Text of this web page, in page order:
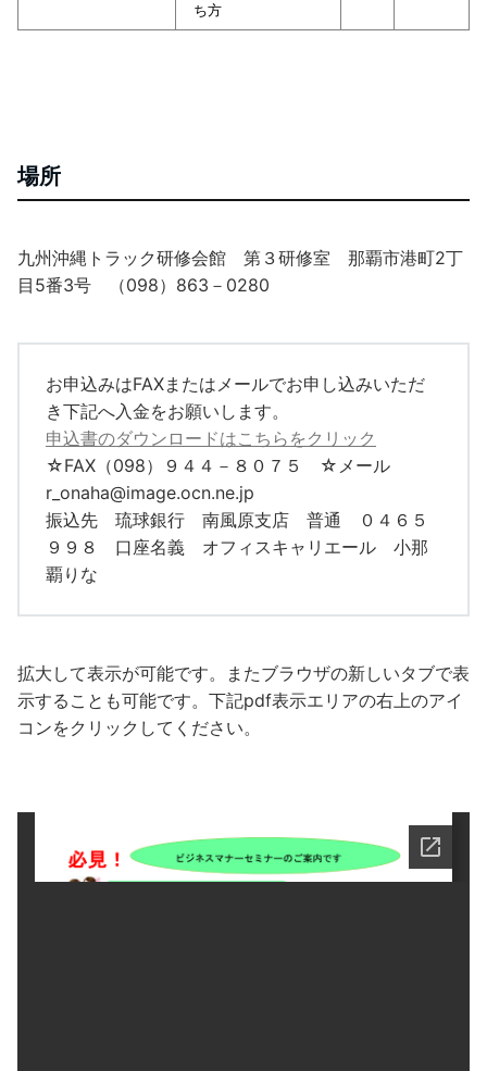
ち方
場所
九州沖縄トラック研修会館 第３研修室 那覇市港町2丁
目5番3号 （098）863－0280
お申込みはFAXまたはメールでお申し込みいただ
き下記へ入金をお願いします。
申込書のダウンロードはこちらをクリック
☆FAX（098）９４４－８０７５ ☆メール
r_onaha@image.ocn.ne.jp
振込先 琉球銀行 南風原支店 普通 ０４６５
９９８ 口座名義 オフィスキャリエール 小那
覇りな
拡大して表示が可能です。またブラウザの新しいタブで表
示することも可能です。下記pdf表示エリアの右上のアイ
コンをクリックしてください。